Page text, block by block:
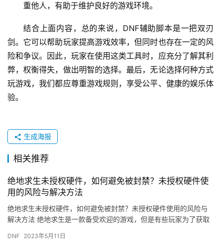
重他人，有助于维护良好的游戏环境。
结合上面内容，总的来说，DNF辅助脚本是一把双刃
剑。它可以帮助玩家提高游戏效率，但同时也存在一定的风
险和争议。因此，玩家在使用这类工具时，应充分了解其利
弊，权衡得失，做出明智的选择。最后，无论选择何种方式
玩游戏，我们都应尊重游戏规则，享受公平、健康的娱乐体
验。
生成海报
相关推荐
绝地求生未授权硬件，如何避免被封禁？未授权硬件使
用的风险与解决方法
绝地求生未授权硬件，如何避免被封禁？未授权硬件使用的风险与
解决方法 绝地求生是一款备受欢迎的游戏，但是有些玩家为了获取
封禁…
DNF 2023年5月11日